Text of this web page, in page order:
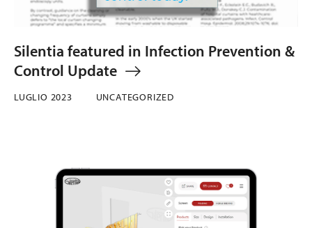
Silentia featured in Infection Prevention &
Control Update
LUGLIO 2023 UNCATEGORIZED